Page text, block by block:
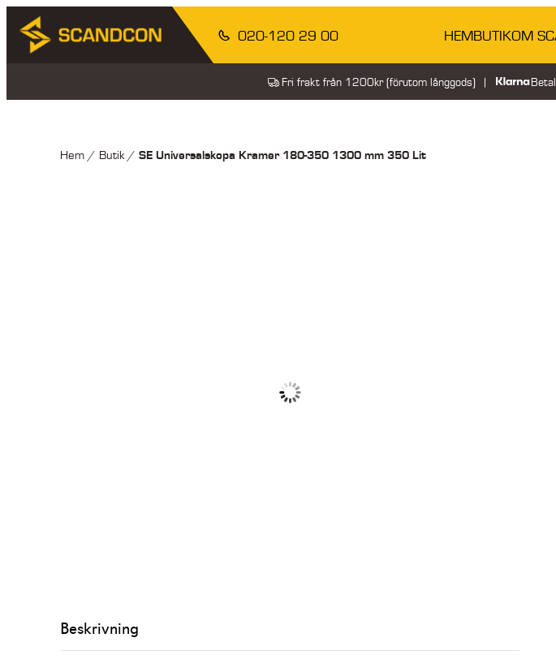
020-120 29 00 HEMBUTIKOM
Fri frakt från 1200kr (förutom långgods)
Hem / Butik/SE Universalskopa Kramer 180-350 1300 mm 350 Lit
Beskrivning